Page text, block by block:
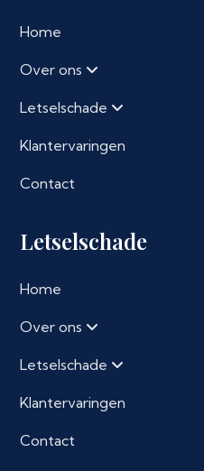
Home
Over ons
Letselschade
Klantervaringen
Contact
Letselschade
Home
Over ons
Letselschade
Klantervaringen
Contact